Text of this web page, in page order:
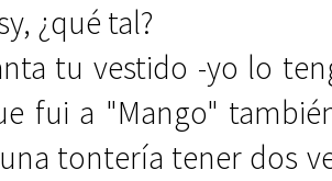
¿qué tal?
tu vestido -yo lo
fui a "Mango"
tontería tener dos